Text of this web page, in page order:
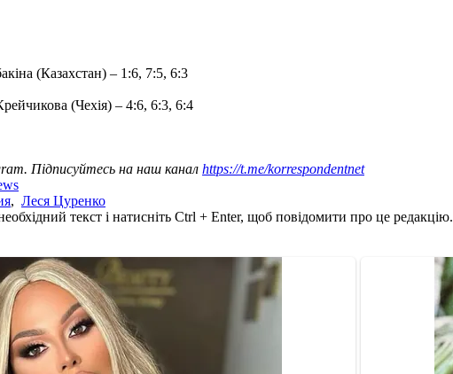
(Казахстан) – 1:6, 7:5, 6:3
(Чехія) – 4:6, 6:3, 6:4
Підписуйтесь на наш канал https://t.me/korrespondentnet
, Леся Цуренко
текст і натисніть Ctrl + Enter, щоб повідомити про це редакцію.